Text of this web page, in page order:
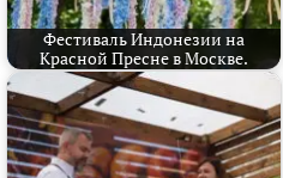
Фестиваль Индонезии на
Красной Пресне в Москве.